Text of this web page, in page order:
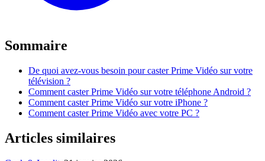
Sommaire
De quoi avez-vous besoin pour caster Prime Vidéo sur votre
télévision ?
Comment caster Prime Vidéo sur votre téléphone Android ?
Comment caster Prime Vidéo sur votre iPhone ?
Comment caster Prime Vidéo avec votre PC ?
Articles similaires